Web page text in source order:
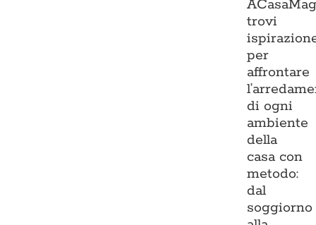
trovi
per
affrontare
di ogni
ambiente
della
casa con
metodo:
dal
soggiorno